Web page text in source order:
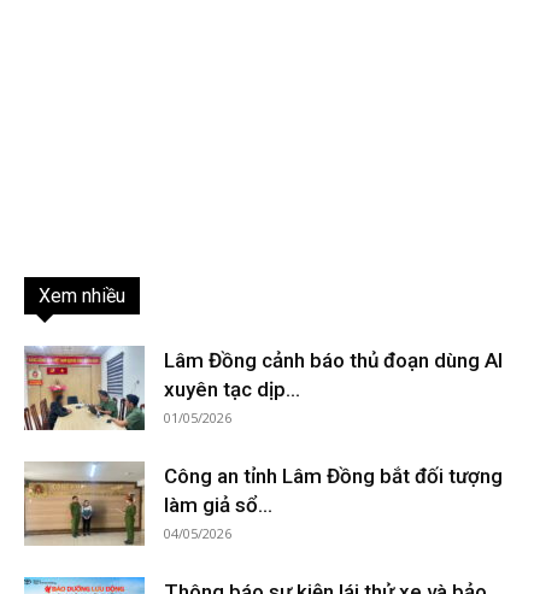
Xem nhiều
Lâm Đồng cảnh báo thủ đoạn dùng AI
xuyên tạc dịp...
01/05/2026
Công an tỉnh Lâm Đồng bắt đối tượng
làm giả sổ...
04/05/2026